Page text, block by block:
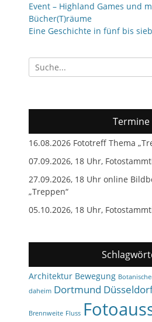
Event – Highland Games und
Bücher(T)räume
Eine Geschichte in fünf bis
Suchen
nach:
Termine
16.08.2026 Fototreff Thema
07.09.2026, 18 Uhr,
27.09.2026, 18 Uhr online
„Treppen“
05.10.2026, 18 Uhr,
Architektur Bewegung
daheim Dortmund
Brennweite Fluss